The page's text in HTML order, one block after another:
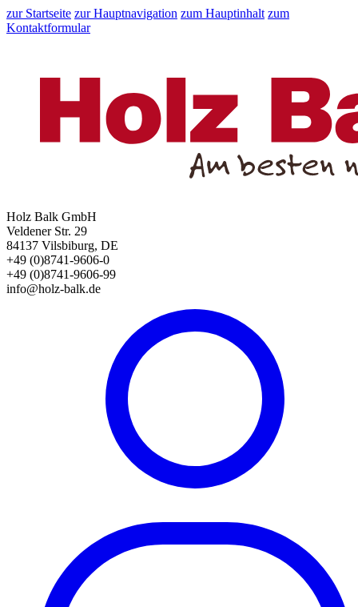
zur Startseite zur Hauptnavigation zum Hauptinhalt zum
Kontaktformular
Holz Balk GmbH
Veldener Str. 29
84137 Vilsbiburg, DE
+49 (0)8741-9606-0
+49 (0)8741-9606-99
info@holz-balk.de